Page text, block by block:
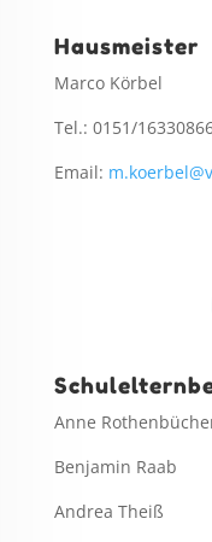
Hausmeister
Marco Körbel
Tel.: 0151/
Email:
Anne
Benjamin Raab
Andrea Theiß